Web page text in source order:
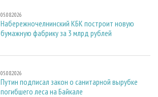
05.08.2026
Набережночелнинский КБК построит новую
бумажную фабрику за 3 млрд рублей
05.08.2026
Путин подписал закон о санитарной вырубке
погибшего леса на Байкале